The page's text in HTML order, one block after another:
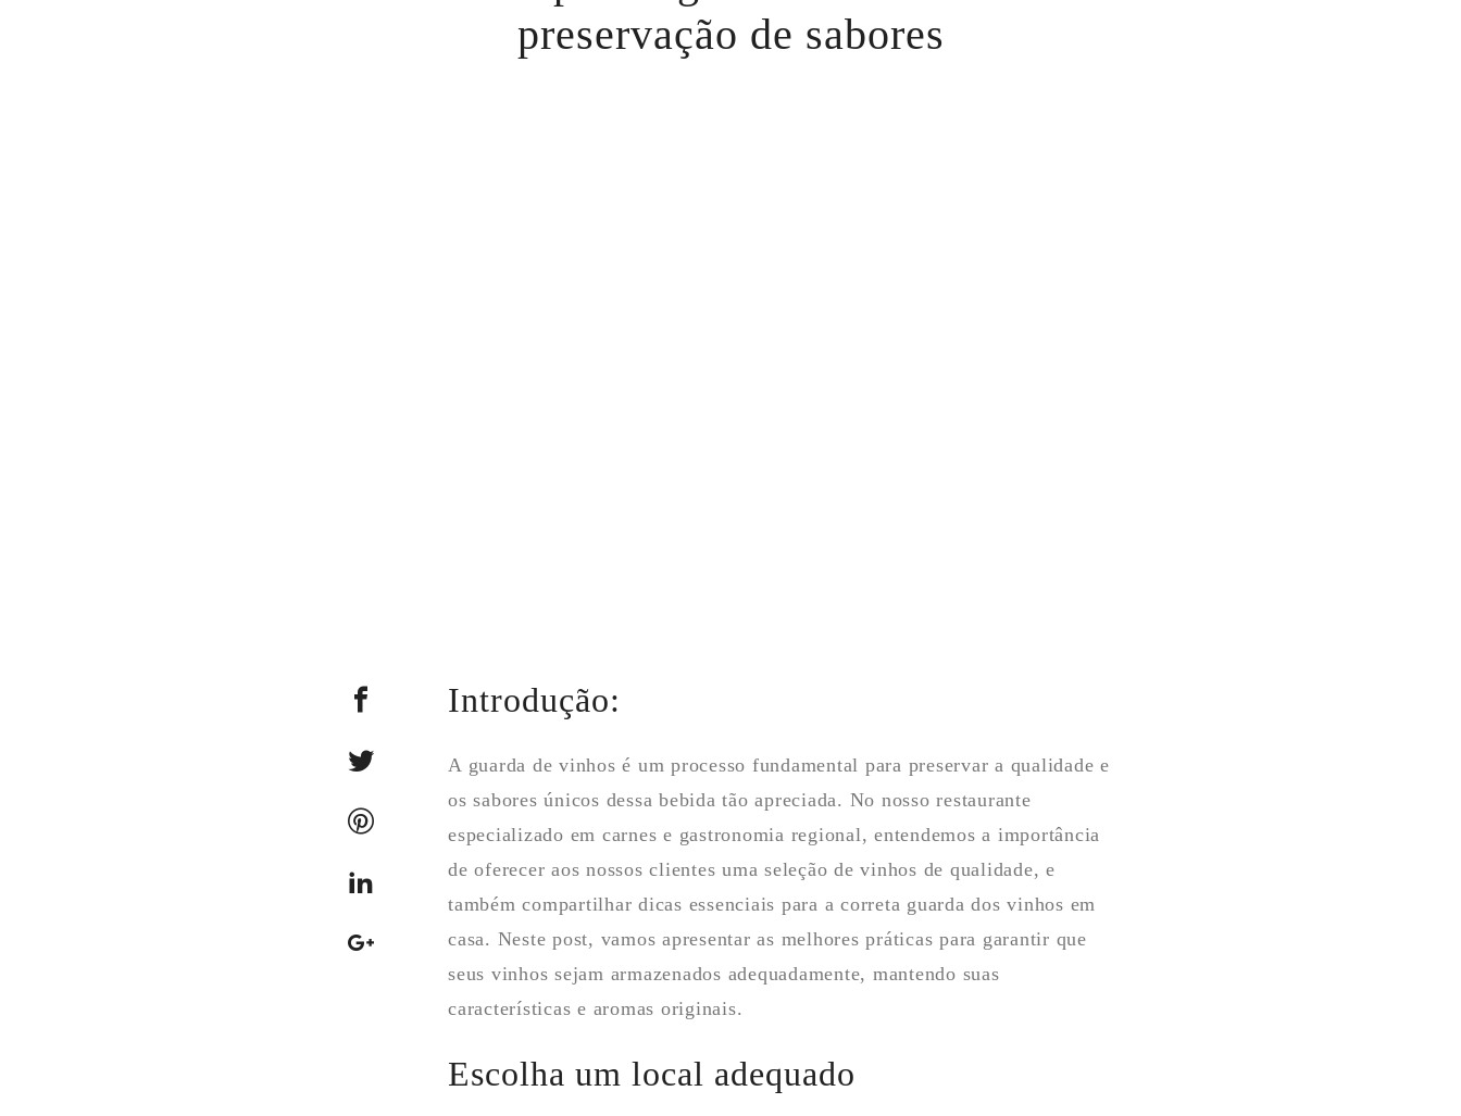
preservação de sabores
Introdução:
A guarda de vinhos é um processo fundamental para preservar a qualidade e
os sabores únicos dessa bebida tão apreciada. No nosso restaurante
especializado em carnes e gastronomia regional, entendemos a importância
de oferecer aos nossos clientes uma seleção de vinhos de qualidade, e
também compartilhar dicas essenciais para a correta guarda dos vinhos em
casa. Neste post, vamos apresentar as melhores práticas para garantir que
seus vinhos sejam armazenados adequadamente, mantendo suas
características e aromas originais.
Escolha um local adequado